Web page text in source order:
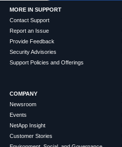
MORE IN SUPPORT
Contact Support
Report an Issue
Provide Feedback
Security Advisories
Support Policies and Offerings
COMPANY
Newsroom
Events
NetApp Insight
Customer Stories